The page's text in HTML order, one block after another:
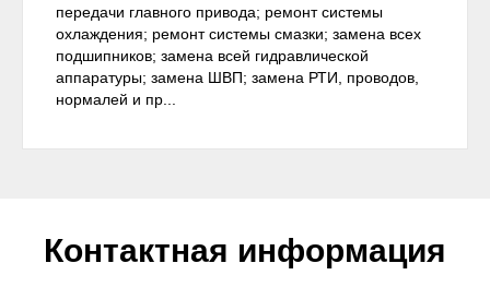
передачи главного привода; ремонт системы
охлаждения; ремонт системы смазки; замена всех
подшипников; замена всей гидравлической
аппаратуры; замена ШВП; замена РТИ, проводов,
нормалей и пр...
Контактная информация